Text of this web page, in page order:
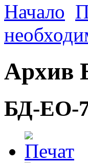
Начало
Архив
БД-EO-